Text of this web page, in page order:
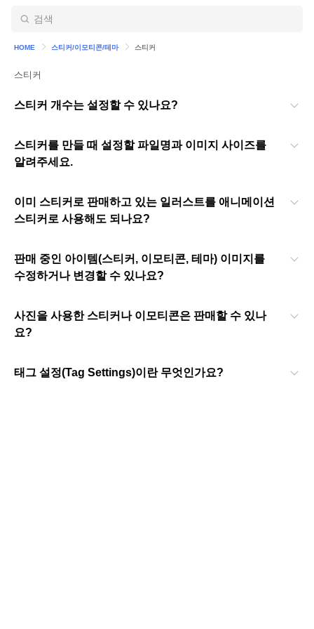
HOME 스티커/이모티콘/테마 스티커
스티커
스티커 개수는 설정할 수 있나요?
스티커를 만들 때 설정할 파일명과 이미지 사이즈를
알려주세요.
이미 스티커로 판매하고 있는 일러스트를 애니메이션
스티커로 사용해도 되나요?
판매 중인 아이템(스티커, 이모티콘, 테마) 이미지를
수정하거나 변경할 수 있나요?
사진을 사용한 스티커나 이모티콘은 판매할 수 있나
요?
태그 설정(Tag Settings)이란 무엇인가요?